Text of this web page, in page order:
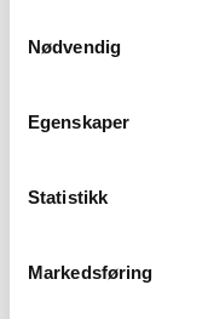
Nødvendig
Egenskaper
Statistikk
Markedsføring
Melamin fat,
Høyde: 15mm.
formet etter
er praktisk å bruke i
rimeligere.